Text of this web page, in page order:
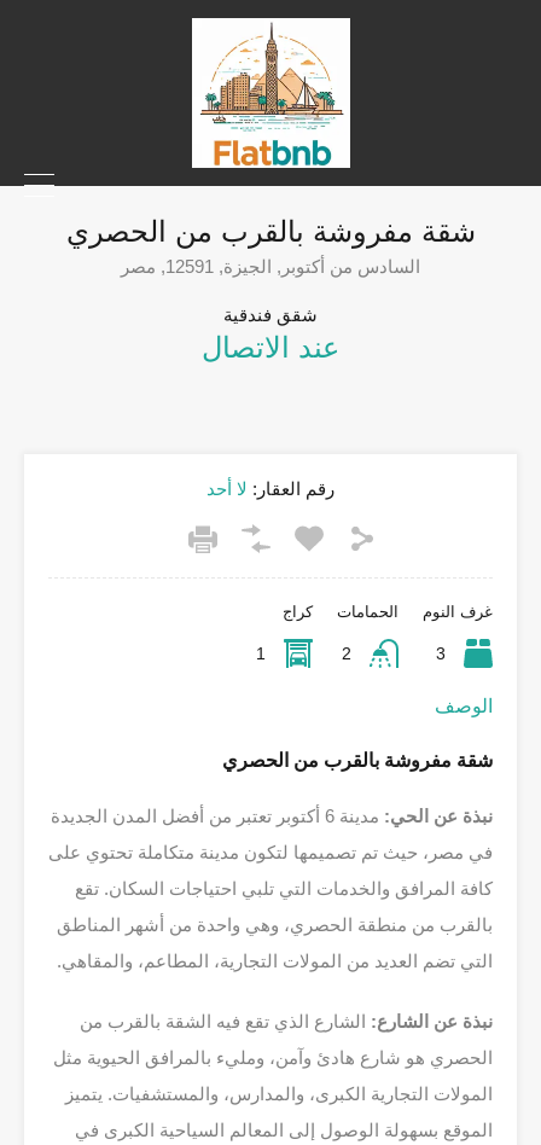
شقة مفروشة بالقرب من الحصري
السادس من أكتوبر, الجيزة, 12591, مصر
شقق فندقية
عند الاتصال
رقم العقار: لا أحد
غرف النوم
3
الحمامات
2
كراج
1
الوصف
شقة مفروشة بالقرب من الحصري
نبذة عن الحي:
مدينة 6 أكتوبر تعتبر من أفضل المدن الجديدة
في مصر، حيث تم تصميمها لتكون مدينة متكاملة تحتوي على
كافة المرافق والخدمات التي تلبي احتياجات السكان. تقع
بالقرب من منطقة الحصري، وهي واحدة من أشهر المناطق
التي تضم العديد من المولات التجارية، المطاعم، والمقاهي.
نبذة عن الشارع: الشارع الذي تقع فيه الشقة بالقرب من
الحصري هو شارع هادئ وآمن، ومليء بالمرافق الحيوية مثل
المولات التجارية الكبرى، والمدارس، والمستشفيات. يتميز
الموقع بسهولة الوصول إلى المعالم السياحية الكبرى في